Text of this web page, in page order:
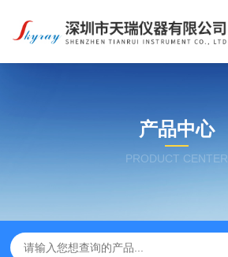
产品中心
PRODUCT CENTER